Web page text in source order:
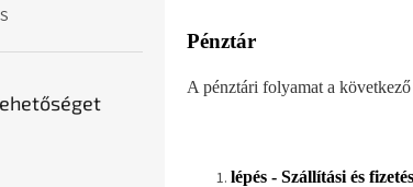
Pénztár
A pénztári folyamat a
lépés - Szállítási és